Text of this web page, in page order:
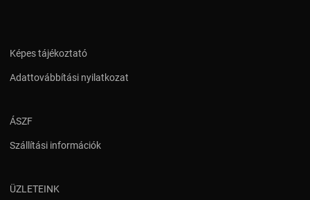
Képes tájékoztató
Adattovábbítási nyilatkozat
ÁSZF
Szállítási információk
ÜZLETEINK